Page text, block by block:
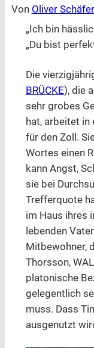
Von Oliver Schäfer
„Ich bin
„Du bist
Die
BRÜCKE), die
sehr grobes
hat, arbeitet in
für den Zoll.
Wortes einen
kann Angst,
sie bei
Trefferquote
im Haus ihres
lebenden
Mitbewohner,
Thorsson,
platonische
gelegentlich
muss. Dass
ausgenutzt